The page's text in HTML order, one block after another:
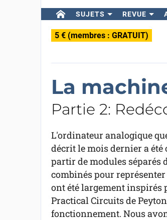
SUJETS REVUE
5 € (membres : GRATUIT)
La
Partie 2:
L'ordinateur analogique
décrit le mois dernier a été
partir de modules
combinés pour
ont été largement inspirés
Practical Circuits de
fonctionnement. Nous